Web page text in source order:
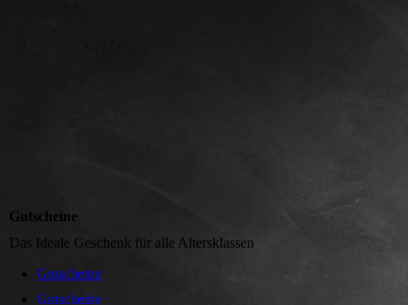
Gutscheine
Das Ideale Geschenk für alle Altersklassen
Gutscheine
Gutscheine